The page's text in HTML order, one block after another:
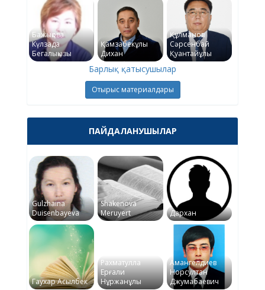
Бажықова
Күлзада
Бегалықызы
Қамзабекұлы
Дихан
Құлманов
Сәрсенбай
Қуантайұлы
Барлық қатысушылар
Отырыс материалдары
ПАЙДАЛАНУШЫЛАР
Gulzhaina
Duisenbayeva
Shakenova
Meruyert
Дархан
Гаухар Асылбек
Рахматулла
Ерғали
Нұржанұлы
Амангелдиев
Норсултан
Джумабаевич